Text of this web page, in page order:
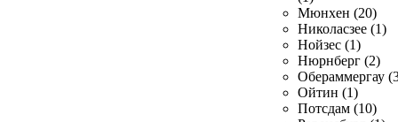
Мюнхен (20)
Николасзее (1)
Нойзес (1)
Нюрнберг (2)
Обераммергау
Ойтин (1)
Потсдам (10)